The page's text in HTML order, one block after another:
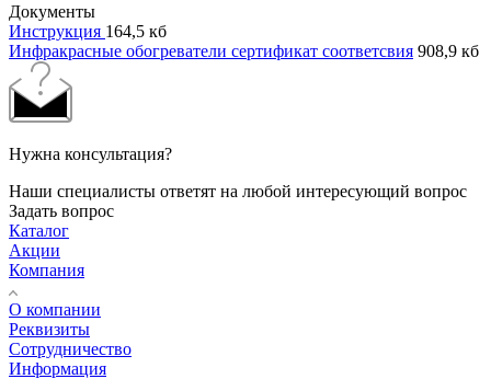
Документы
Инструкция 164,5 кб
Инфракрасные обогреватели сертификат соответсвия 908,9 кб
Нужна консультация?
Наши специалисты ответят на любой интересующий вопрос
Задать вопрос
Каталог
Акции
Компания
О компании
Реквизиты
Сотрудничество
Информация